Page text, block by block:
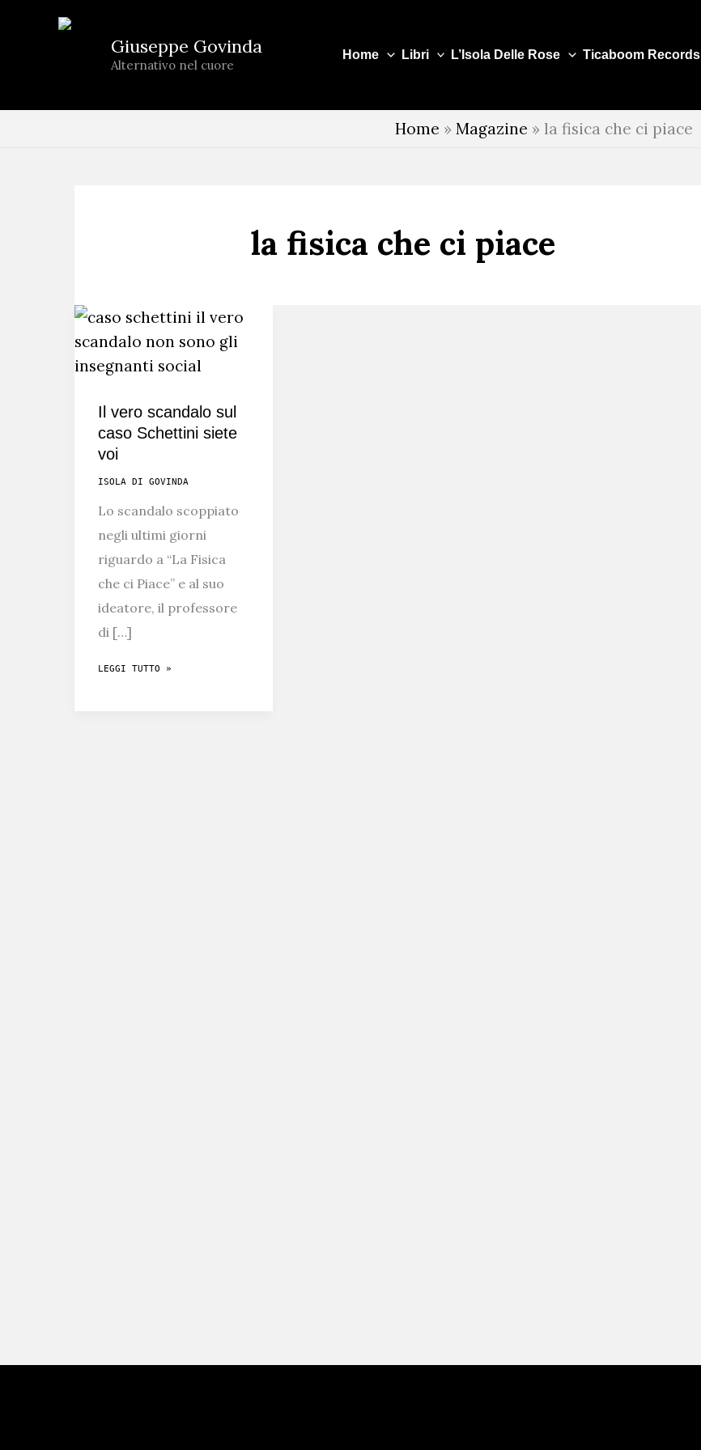
Giuseppe Govinda
Alternativo nel cuore
Home Libri L’Isola Delle Rose Ticaboom Records
Home » Magazine » la fisica che ci piace
la fisica che ci piace
Il vero scandalo sul
caso Schettini siete
voi
ISOLA DI GOVINDA
Lo scandalo scoppiato
negli ultimi giorni
riguardo a “La Fisica
che ci Piace” e al suo
ideatore, il professore
di […]
IL
LEGGI TUTTO »